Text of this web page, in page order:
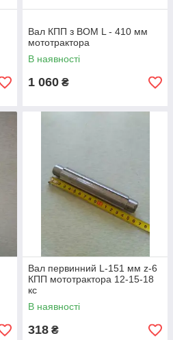
Вал КПП з ВОМ L - 410 мм
мототрактора
В наявності
1 060 ₴
Вал первинний L-151 мм z-6
КПП мототрактора 12-15-18
кс
В наявності
318 ₴